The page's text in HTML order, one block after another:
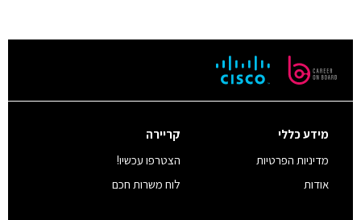
מידע כללי
מדיניות הפרטיות
אודות
קריירה
הצטרפו עכשיו!
לוח משרות חכם